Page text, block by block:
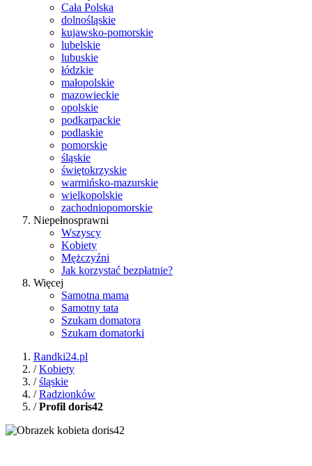
Cała Polska
dolnośląskie
kujawsko-pomorskie
lubelskie
lubuskie
łódzkie
małopolskie
mazowieckie
opolskie
podkarpackie
podlaskie
pomorskie
śląskie
świętokrzyskie
warmińsko-mazurskie
wielkopolskie
zachodniopomorskie
Niepełnosprawni
Wszyscy
Kobiety
Mężczyźni
Jak korzystać bezpłatnie?
Więcej
Samotna mama
Samotny tata
Szukam domatora
Szukam domatorki
Randki24.pl
/Kobiety
/śląskie
/Radzionków
/Profil doris42